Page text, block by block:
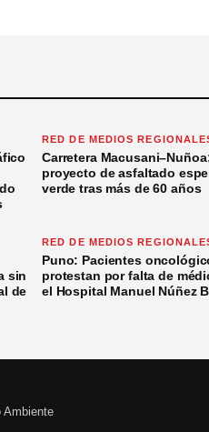
RED DE MEDIOS
Carretera
proyecto de asfaltado
verde tras más de 60 años
sin
de
RED DE MEDIOS
Puno: Pacientes
protestan por falta de
el Hospital Manuel Núñez
Ambiente